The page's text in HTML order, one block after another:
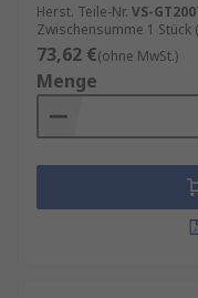
Herst. Teile-Nr. VS-
Zwischensumme 1 Stück
73,62 €(ohne MwSt.)
Menge